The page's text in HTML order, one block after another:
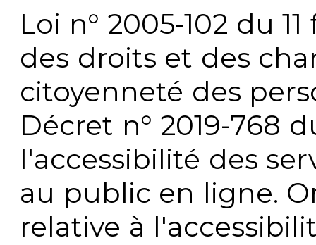
Loi n° 2005-102 du
des droits et des
citoyenneté des
Décret n° 2019-768
l'accessibilité des
au public en ligne.
relative à